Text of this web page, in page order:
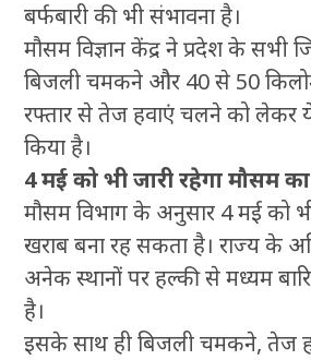
बर्फबारी की भी संभावना है।
मौसम विज्ञान केंद्र ने प्रदेश के सभी
बिजली चमकने और 40 से 50
रफ्तार से तेज हवाएं चलने को लेकर
किया है।
4 मई को भी जारी रहेगा मौसम
मौसम विभाग के अनुसार 4 मई को
खराब बना रह सकता है। राज्य के
अनेक स्थानों पर हल्की से मध्यम
है।
इसके साथ ही बिजली चमकने, तेज